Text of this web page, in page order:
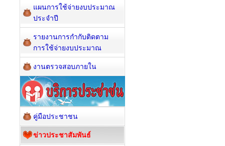
แผนการใช้จ่ายงบประมาณ
ประจำปี
รายงานการกำกับติดตาม
การใช้จ่ายงบประมาณ
งานตรวจสอบภายใน
คู่มือประชาชน
ข่าวประชาสัมพันธ์